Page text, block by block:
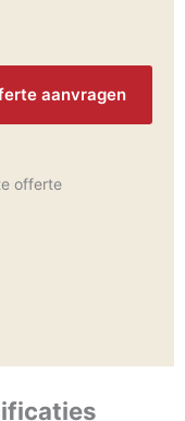
offerte